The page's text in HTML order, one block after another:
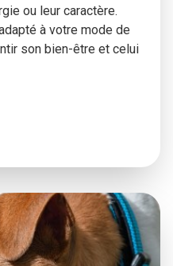
ou leur caractère.
à votre mode de
son bien-être et celui